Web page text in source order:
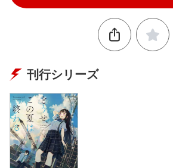
刊行シリーズ